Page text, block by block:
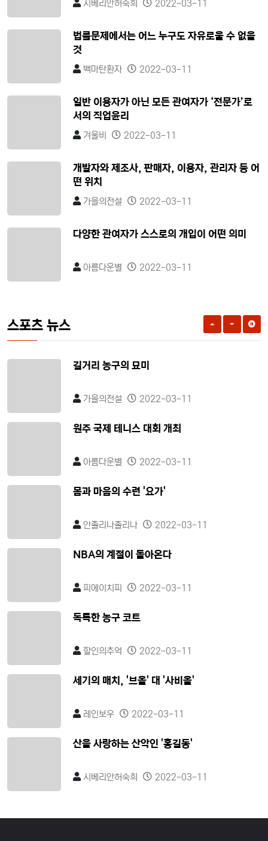
시베리안허숙희 2022-03-11
법률문제에서는 어느 누구도 자유로울 수 없을
것
백마탄환자 2022-03-11
일반 이용자가 아닌 모든 관여자가 ‘전문가’로
서의 직업윤리
겨울비 2022-03-11
개발자와 제조사, 판매자, 이용자, 관리자 등 어
떤 위치
가을의전설 2022-03-11
다양한 관여자가 스스로의 개입이 어떤 의미
아름다운별 2022-03-11
스포츠 뉴스
길거리 농구의 묘미
가을의전설 2022-03-11
원주 국제 테니스 대회 개최
아름다운별 2022-03-11
몸과 마음의 수련 '요가'
안졸리나졸리나 2022-03-11
NBA의 계절이 돌아온다
피에이치피 2022-03-11
독특한 농구 코트
할인의추억 2022-03-11
세기의 매치, '브올' 대 '사비올'
레인보우 2022-03-11
산을 사랑하는 산악인 '홍길동'
시베리안허숙희 2022-03-11